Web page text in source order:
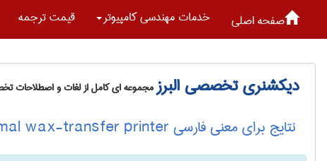
صفحه اصلی خدمات مهندسی كامپيوتر قیمت ترجمه
دیکشنری تخصصی البرزمجموعه ای کامل از لغات و اصطلاحات
نتایج برای معنی فارسی thermal wax-transfer printer